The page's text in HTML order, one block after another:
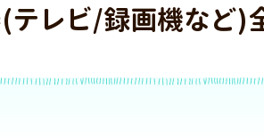
テレビ/録画機など)